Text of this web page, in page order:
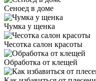
Сеноед в доме
Чумка у щенка
Чесотка салон красоты
Обработка от клещей